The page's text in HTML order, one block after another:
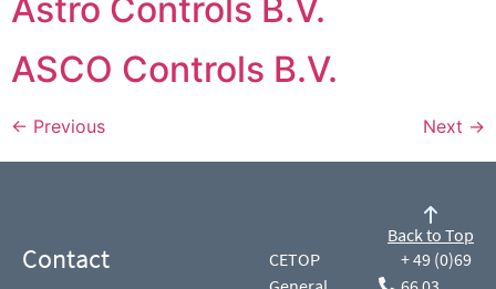
Astro Controls B.V.
ASCO Controls B.V.
← Previous Next →
Contact
CETOP
+ 49 (0)69
Back to Top